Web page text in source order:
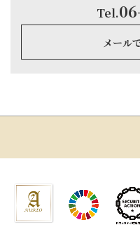
Tel.
メール